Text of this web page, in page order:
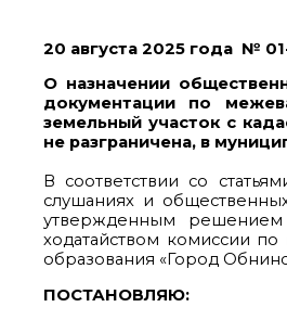
20 августа 2025 года №
О назначении
документации по
земельный участок с
не разграничена, в
В соответствии со
слушаниях и
утвержденным
ходатайством комиссии
образования «Город
ПОСТАНОВЛЯЮ: